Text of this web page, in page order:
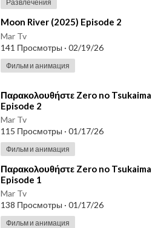
Развлечения
⁣Moon River (2025) Episode 2
Mar Tv
141 Просмотры · 02/19/26
Фильм и анимация
⁣Παρακολουθήστε Zero no Tsukaima
Episode 2
Mar Tv
115 Просмотры · 01/17/26
Фильм и анимация
⁣Παρακολουθήστε Zero no Tsukaima
Episode 1
Mar Tv
138 Просмотры · 01/17/26
Фильм и анимация